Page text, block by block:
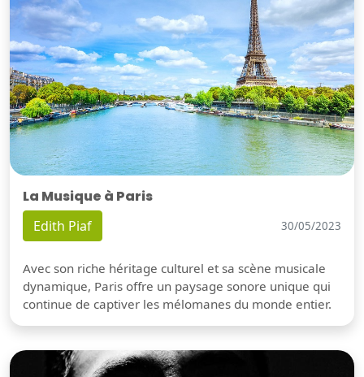
La Musique à Paris
Edith Piaf 30/05/2023
Avec son riche héritage culturel et sa scène musicale
dynamique, Paris offre un paysage sonore unique qui
continue de captiver les mélomanes du monde entier.